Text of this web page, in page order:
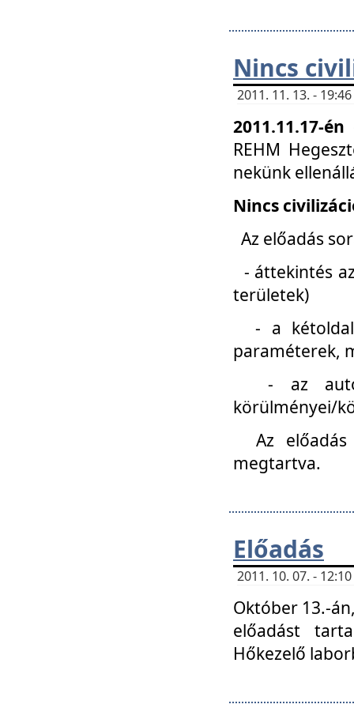
Nincs
2011. 11. 13. -
2011.11.17-
REHM
nekünk
Nincs
Az előadás
- áttekintés
területek)
- a kétoldali
paraméterek,
- az
körülményei/
Az
megtartva.
Előadás
2011. 10. 07. -
Október 13.-
előadást
Hőkezelő